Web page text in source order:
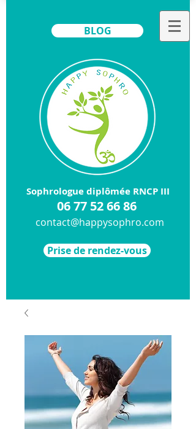
BLOG
Sophrologue diplômée RNCP III
​0677 52 66 86
contact@happysophro.com
Prise de rendez-vous